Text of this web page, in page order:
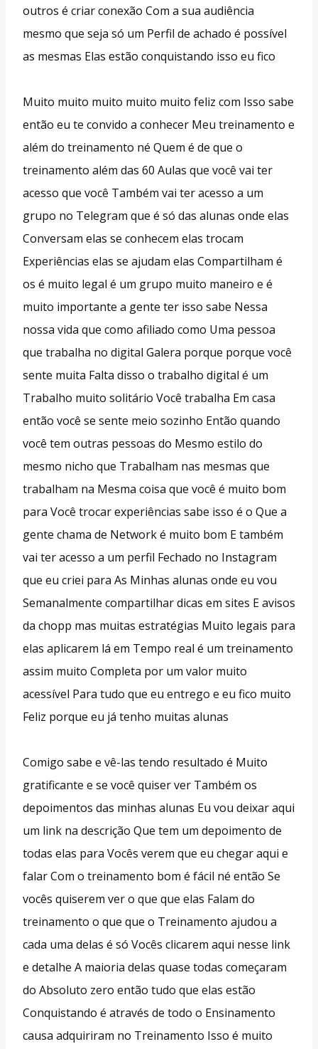
outros é criar conexão Com a sua audiência
mesmo que seja só um Perfil de achado é possível
as mesmas Elas estão conquistando isso eu fico
Muito muito muito muito muito feliz com Isso sabe
então eu te convido a conhecer Meu treinamento e
além do treinamento né Quem é de que o
treinamento além das 60 Aulas que você vai ter
acesso que você Também vai ter acesso a um
grupo no Telegram que é só das alunas onde elas
Conversam elas se conhecem elas trocam
Experiências elas se ajudam elas Compartilham é
os é muito legal é um grupo muito maneiro e é
muito importante a gente ter isso sabe Nessa
nossa vida que como afiliado como Uma pessoa
que trabalha no digital Galera porque porque você
sente muita Falta disso o trabalho digital é um
Trabalho muito solitário Você trabalha Em casa
então você se sente meio sozinho Então quando
você tem outras pessoas do Mesmo estilo do
mesmo nicho que Trabalham nas mesmas que
trabalham na Mesma coisa que você é muito bom
para Você trocar experiências sabe isso é o Que a
gente chama de Network é muito bom E também
vai ter acesso a um perfil Fechado no Instagram
que eu criei para As Minhas alunas onde eu vou
Semanalmente compartilhar dicas em sites E avisos
da chopp mas muitas estratégias Muito legais para
elas aplicarem lá em Tempo real é um treinamento
assim muito Completa por um valor muito
acessível Para tudo que eu entrego e eu fico muito
Feliz porque eu já tenho muitas alunas
Comigo sabe e vê-las tendo resultado é Muito
gratificante e se você quiser ver Também os
depoimentos das minhas alunas Eu vou deixar aqui
um link na descrição Que tem um depoimento de
todas elas para Vocês verem que eu chegar aqui e
falar Com o treinamento bom é fácil né então Se
vocês quiserem ver o que que elas Falam do
treinamento o que que o Treinamento ajudou a
cada uma delas é só Vocês clicarem aqui nesse link
e detalhe A maioria delas quase todas começaram
do Absoluto zero então tudo que elas estão
Conquistando é através de todo o Ensinamento
causa adquiriram no Treinamento Isso é muito